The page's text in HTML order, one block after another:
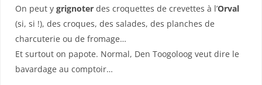
On peut y grignoter des croquettes de crevettes à l’Orval
(si, si !), des croques, des salades, des planches de
charcuterie ou de fromage…
Et surtout on papote. Normal, Den Toogoloog veut dire le
bavardage au comptoir…